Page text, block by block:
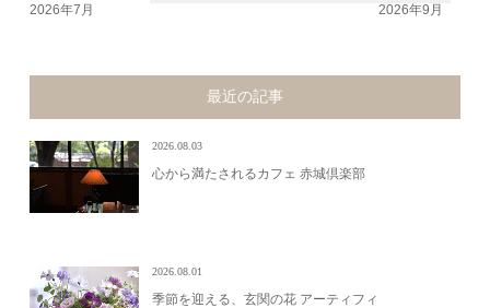
2026年7月 2026年9月
最近の記事
2026.08.03
心から満たされるカフェ 赤城倶楽部
2026.08.01
季節を迎える、玄関の花 アーティフィ